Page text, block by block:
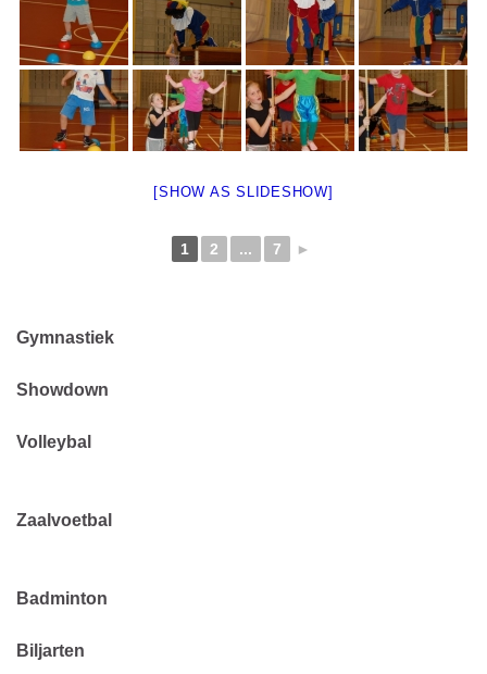
[SHOW AS SLIDESHOW]
1 2 ... 7 ►
Gymnastiek
Showdown
Volleybal
Zaalvoetbal
Badminton
Biljarten